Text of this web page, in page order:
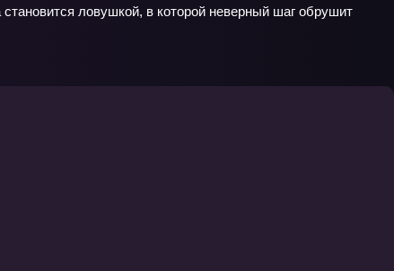
ловушкой, в которой неверный шаг обрушит